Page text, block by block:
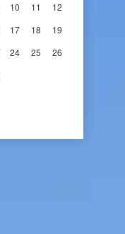
10 11
12
17 18
19
24 25
26